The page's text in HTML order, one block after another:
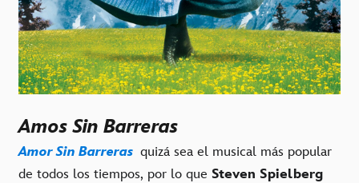
Amos Sin Barreras
Amor Sin Barreras quizá sea el musical más popular
de todos los tiempos, por lo que Steven Spielberg